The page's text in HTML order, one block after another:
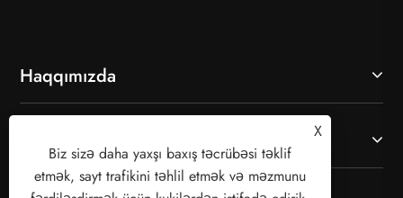
Haqqımızda
Məhsullar
X
Biz sizə daha yaxşı baxış təcrübəsi təklif
etmək, sayt trafikini təhlil etmək və məzmunu